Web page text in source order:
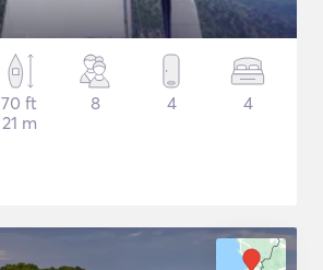
70 ft
21 m
8 4 4